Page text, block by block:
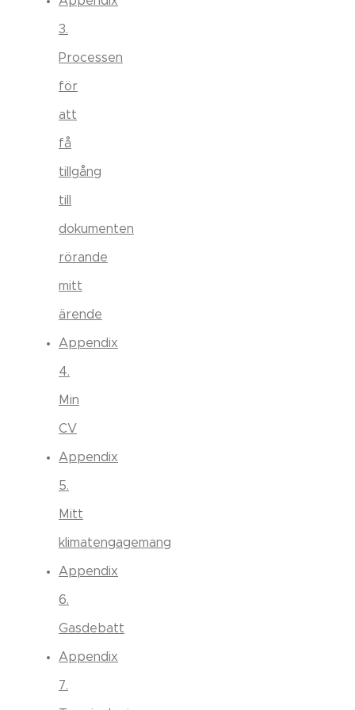
3.
Processen
för
att
få
tillgång
till
dokumenten
rörande
mitt
ärende
Appendix
4.
Min
CV
Appendix
5.
Mitt
klimatengagemang
Appendix
6.
Gasdebatt
Appendix
7.